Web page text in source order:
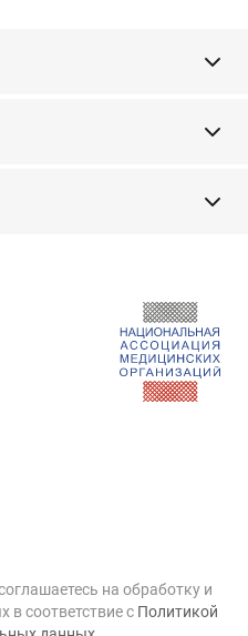
на обработку и
в соответствие с Политикой